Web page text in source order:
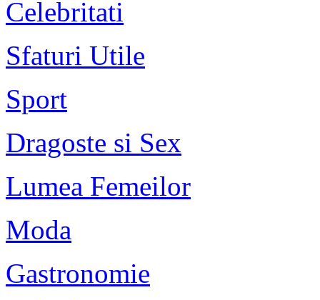
Celebritati
Sfaturi Utile
Sport
Dragoste si Sex
Lumea Femeilor
Moda
Gastronomie